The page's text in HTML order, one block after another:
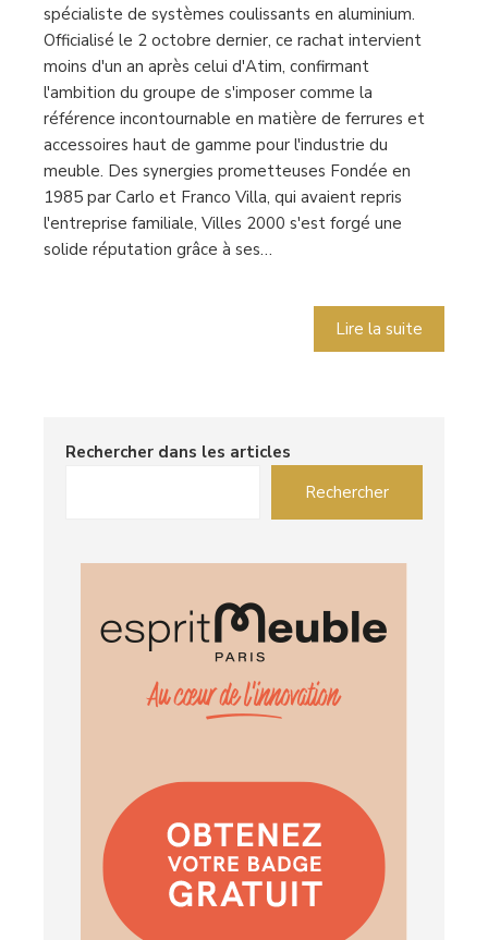
spécialiste de systèmes coulissants en aluminium.
Officialisé le 2 octobre dernier, ce rachat intervient
moins d'un an après celui d'Atim, confirmant
l'ambition du groupe de s'imposer comme la
référence incontournable en matière de ferrures et
accessoires haut de gamme pour l'industrie du
meuble. Des synergies prometteuses Fondée en
1985 par Carlo et Franco Villa, qui avaient repris
l'entreprise familiale, Villes 2000 s'est forgé une
solide réputation grâce à ses…
Lire la suite
Rechercher dans les articles
Rechercher